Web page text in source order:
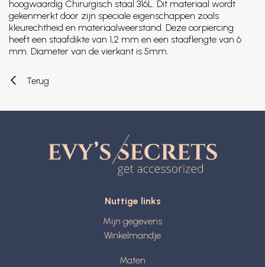
hoogwaardig Chirurgisch staal 316L. Dit materiaal wordt
gekenmerkt door zijn speciale eigenschappen zoals
kleurechtheid en materiaalweerstand. Deze oorpiercing
heeft een staafdikte van 1,2 mm en een staaflengte van 6
mm. Diameter van de vierkant is 5mm.
Terug
Nuttige links
Mijn gegevens
Winkelmandje
Maten